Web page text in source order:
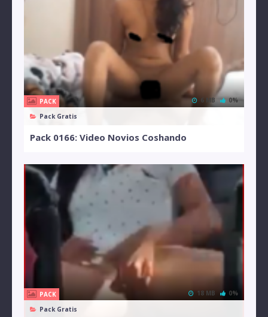
PACK
Pack Gratis
6 MB 0%
Pack 0166: Video Novios Coshando
PACK
Pack Gratis
18 MB 0%